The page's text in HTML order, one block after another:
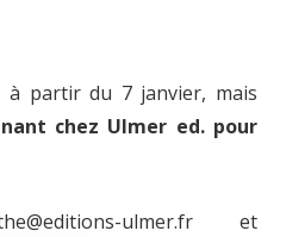
partir du 7 janvier, mais
chez Ulmer ed. pour
ulmer.fr et